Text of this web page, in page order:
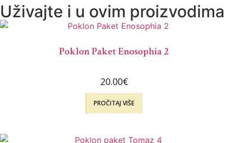
Uživajte i u ovim proizvodima
Poklon Paket Enosophia 2
20.00€
PROČITAJ VIŠE